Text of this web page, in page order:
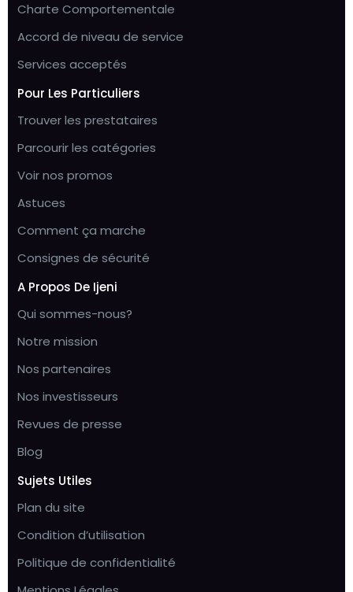
Charte Comportementale
Accord de niveau de service
Services acceptés
Pour Les Particuliers
Trouver les prestataires
Parcourir les catégories
Voir nos promos
Astuces
Comment ça marche
Consignes de sécurité
A Propos De Ijeni
Qui sommes-nous?
Notre mission
Nos partenaires
Nos investisseurs
Revues de presse
Blog
Sujets Utiles
Plan du site
Condition d’utilisation
Politique de confidentialité